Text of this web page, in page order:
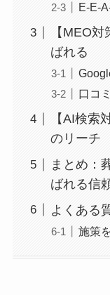
E-E-
【MEO
ばれる
口コ
【AI検索
のリーチ
まとめ：
ばれる信
よくある
施策